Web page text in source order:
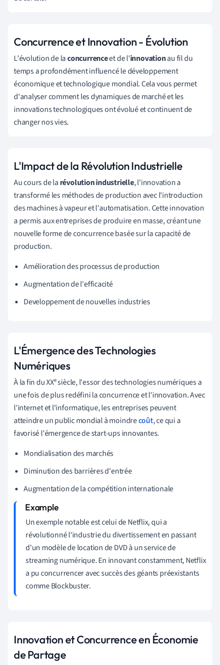
Concurrence et Innovation - Évolution
L'évolution de laconcurrenceet de l'innovationau fil du
temps a profondément influencé le développement
économique et technologique mondial. Cela vous permet
d'analyser comment les dynamiques de marché et les
innovations technologiques ont évolué et continuent de
changer nos vies.
L'Impact de la Révolution Industrielle
Au cours de la révolution industrielle, l'innovation a
transformé les méthodes de production avec l'introduction
des machines à vapeur et l'automatisation. Cette innovation
a permis aux entreprises de produire en masse, créant une
nouvelle forme de concurrence basée sur la capacité de
production.
Amélioration des processus de production
Augmentation de l'efficacité
Developpement de nouvelles industries
L'Émergence des Technologies
Numériques
À la fin du XXᵉ siècle, l'essor des technologies numériques a
une fois de plus redéfini la concurrence et l'innovation. Avec
l'internet et l'informatique, les entreprises peuvent
atteindre un public mondial à moindrecoût, ce qui a
favorisé l'émergence de start-ups innovantes.
Mondialisation des marchés
Diminution des barrières d'entrée
Augmentation de la compétition internationale
Un exemple notable est celui de Netflix, qui a
révolutionné l'industrie du divertissement en passant
d'un modèle de location de DVD à un service de
streaming numérique. En innovant constamment, Netflix
a pu concurrencer avec succès des géants préexistants
comme Blockbuster.
Innovation et Concurrence en Économie
de Partage